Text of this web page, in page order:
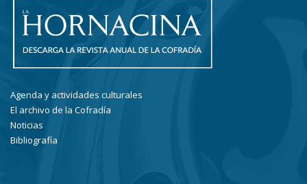
Agenda y actividades culturales
El archivo de la Cofradía
Noticias
Bibliografía